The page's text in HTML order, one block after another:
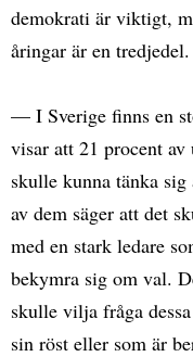
demokrati är viktigt,
åringar är en tredjedel.
— I Sverige finns en
visar att 21 procent av
skulle kunna tänka
av dem säger att det
med en stark ledare
bekymra sig om val.
skulle vilja fråga
sin röst eller som är